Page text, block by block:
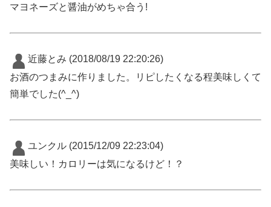
マヨネーズと醤油がめちゃ合う!
近藤とみ (2018/08/19 22:20:26)
お酒のつまみに作りました。リピしたくなる程美味しくて
簡単でした(^_^)
ユンクル (2015/12/09 22:23:04)
美味しい！カロリーは気になるけど！？